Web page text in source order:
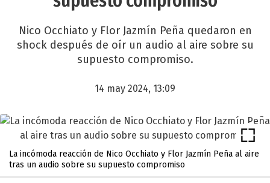
Nico Occhiato y Flor Jazmín Peña quedaron en
shock después de oír un audio al aire sobre su
supuesto compromiso.
14 may 2024, 13:09
La incómoda reacción de Nico Occhiato y Flor Jazmín Peña al aire
tras un audio sobre su supuesto compromiso